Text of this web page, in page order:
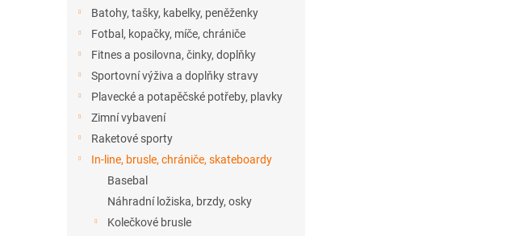
Batohy, tašky, kabelky, peněženky
Fotbal, kopačky, míče, chrániče
Fitnes a posilovna, činky, doplňky
Sportovní výživa a doplňky stravy
Plavecké a potapěčské potřeby, plavky
Zimní vybavení
Raketové sporty
In-line, brusle, chrániče, skateboardy
Basebal
Náhradní ložiska, brzdy, osky
Kolečkové brusle